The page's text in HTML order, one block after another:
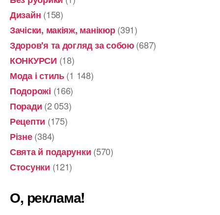
Дизайн (158)
Зачіски, макіяж, манікюр(391)
Здоров'я та догляд за собою(687)
КОНКУРСИ (18)
Мода і стиль(1 148)
Подорожі (166)
Поради (2 053)
Рецепти (175)
Різне(384)
Свята й подарунки (570)
Стосунки (121)
О, реклама!